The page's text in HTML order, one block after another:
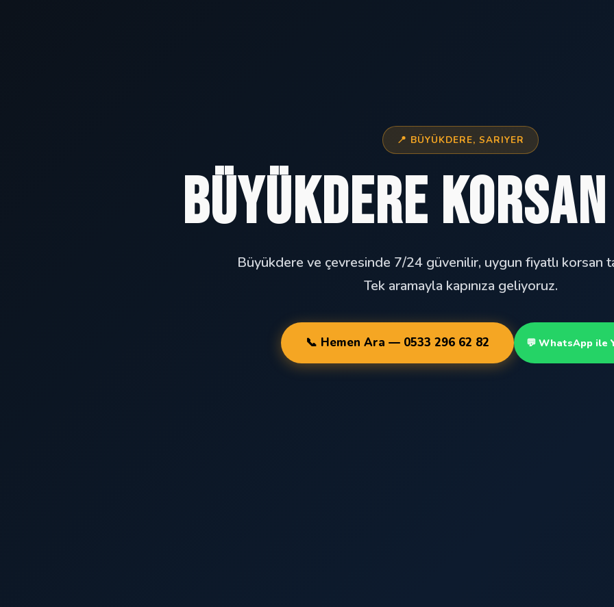
📍 BÜYÜKDERE, SARIYER
Büyükdere
Büyükdere ve çevresinde 7/24 güvenilir, uygun fiyatlı korsan
Tek aramayla kapınıza geliyoruz.
📞 Hemen Ara — 0533 296 62 82 💬 WhatsApp ile